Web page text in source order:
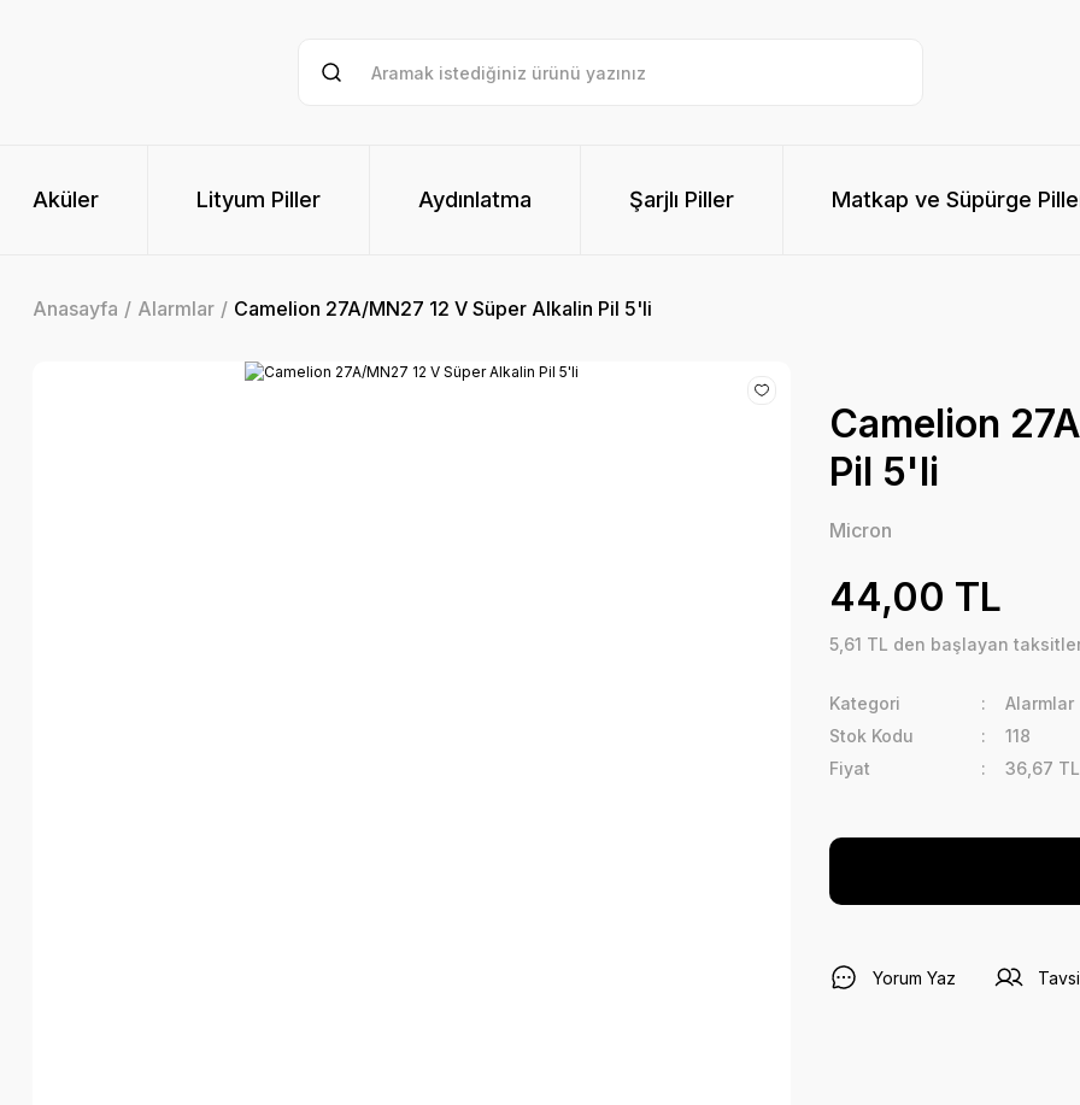
Aküler Lityum Piller Aydınlatma Şarjlı Piller Matkap ve Süpürge
Anasayfa Alarmlar Camelion 27A/MN27 12 V Süper Alkalin Pil 5'li
Camelion
Pil 5'li
Micron
44,00 TL
5,61 TL den başlayan
Kategori
Alarmlar
Stok Kodu
118
Fiyat
36,67
Yorum Yaz